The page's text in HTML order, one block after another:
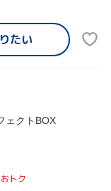
たい
ェクトBOX
トク